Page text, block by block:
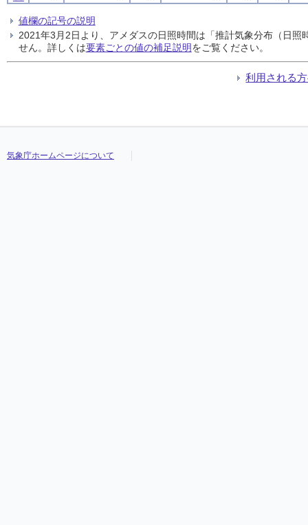
値欄の記号の説明
2021年3月2日より、アメダスの日照時間は「推計気象分布（日
せん。詳しくは要素ごとの値の補足説明をご覧ください。
利用される
気象庁ホームページについて